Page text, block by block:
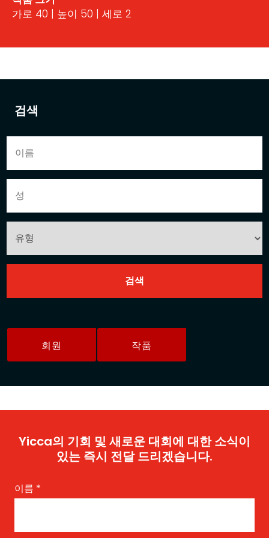
검색
회원 작품
가로 40 | 높이 50 | 세로 2
Yicca의 기회 및 새로운 대회에 대한 소식이
있는 즉시 전달 드리겠습니다.
이름 *